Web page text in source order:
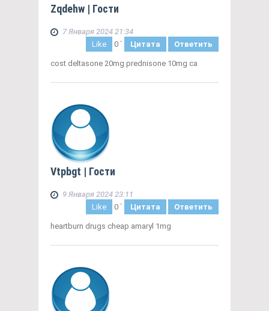
Zqdehw | Гости
7 Января 2024 21:34
Like
0 ` Цитата Ответить
cost deltasone 20mg prednisone 10mg ca
Vtpbgt | Гости
9 Января 2024 23:11
Like
0 ` Цитата Ответить
heartburn drugs cheap amaryl 1mg